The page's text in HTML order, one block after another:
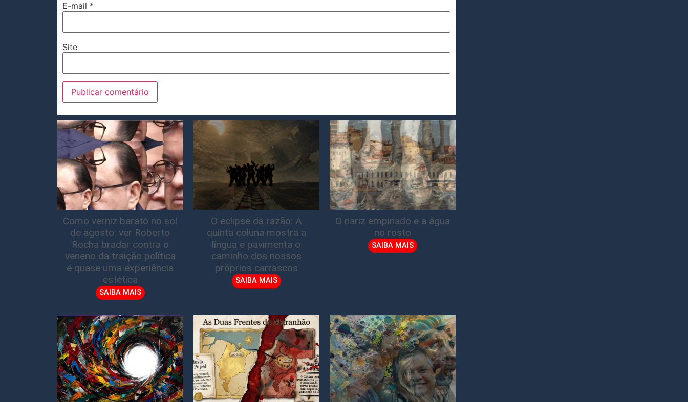
E-mail *
Site
Como verniz barato no sol
de agosto: ver Roberto
Rocha bradar contra o
veneno da traição política
é quase uma experiência
estética
SAIBA MAIS
O eclipse da razão: A
quinta coluna mostra a
língua e pavimenta o
caminho dos nossos
próprios carrascos
SAIBA MAIS
O nariz empinado e a água
no rosto
SAIBA MAIS